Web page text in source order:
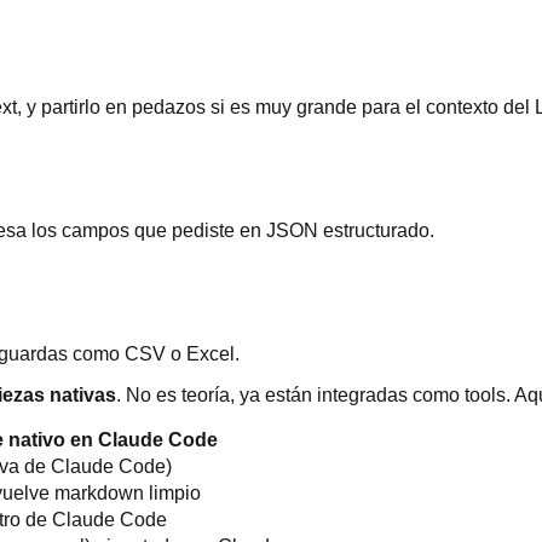
y partirlo en pedazos si es muy grande para el contexto del
los campos que pediste en JSON estructurado.
como CSV o Excel.
nativas. No es teoría, ya están integradas como tools.
nativo en Claude Code
de Claude Code)
markdown limpio
de Claude Code